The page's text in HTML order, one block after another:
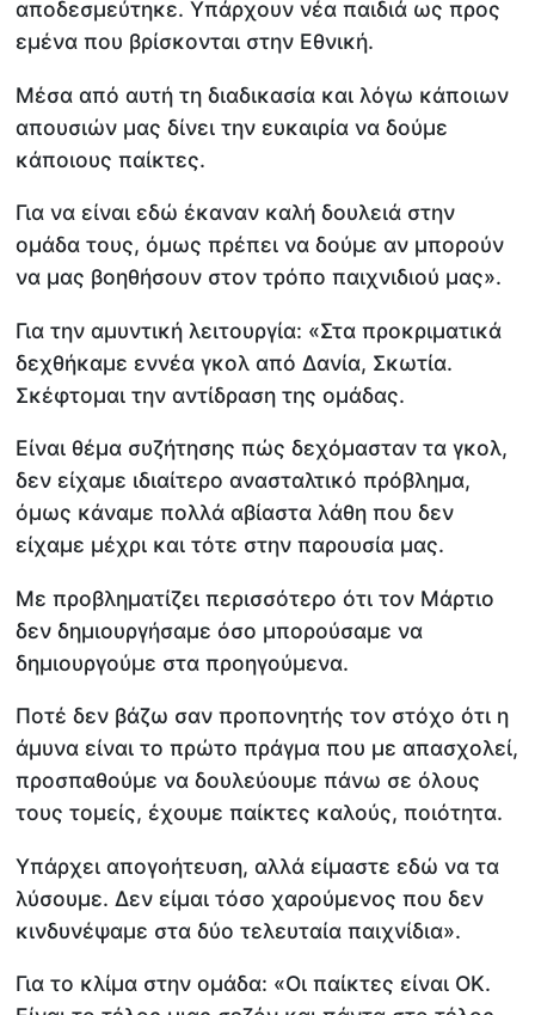
αποδεσμεύτηκε. Υπάρχουν νέα παιδιά ως προς
εμένα που βρίσκονται στην Εθνική.
Μέσα από αυτή τη διαδικασία και λόγω κάποιων
απουσιών μας δίνει την ευκαιρία να δούμε
κάποιους παίκτες.
Για να είναι εδώ έκαναν καλή δουλειά στην
ομάδα τους, όμως πρέπει να δούμε αν μπορούν
να μας βοηθήσουν στον τρόπο παιχνιδιού μας».
Για την αμυντική λειτουργία: «Στα προκριματικά
δεχθήκαμε εννέα γκολ από Δανία, Σκωτία.
Σκέφτομαι την αντίδραση της ομάδας.
Είναι θέμα συζήτησης πώς δεχόμασταν τα γκολ,
δεν είχαμε ιδιαίτερο ανασταλτικό πρόβλημα,
όμως κάναμε πολλά αβίαστα λάθη που δεν
είχαμε μέχρι και τότε στην παρουσία μας.
Με προβληματίζει περισσότερο ότι τον Μάρτιο
δεν δημιουργήσαμε όσο μπορούσαμε να
δημιουργούμε στα προηγούμενα.
Ποτέ δεν βάζω σαν προπονητής τον στόχο ότι η
άμυνα είναι το πρώτο πράγμα που με απασχολεί,
προσπαθούμε να δουλεύουμε πάνω σε όλους
τους τομείς, έχουμε παίκτες καλούς, ποιότητα.
Υπάρχει απογοήτευση, αλλά είμαστε εδώ να τα
λύσουμε. Δεν είμαι τόσο χαρούμενος που δεν
κινδυνέψαμε στα δύο τελευταία παιχνίδια».
Για το κλίμα στην ομάδα: «Οι παίκτες είναι ΟΚ.